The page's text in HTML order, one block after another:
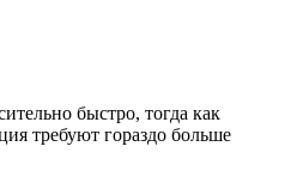
быстро, тогда как
требуют гораздо больше